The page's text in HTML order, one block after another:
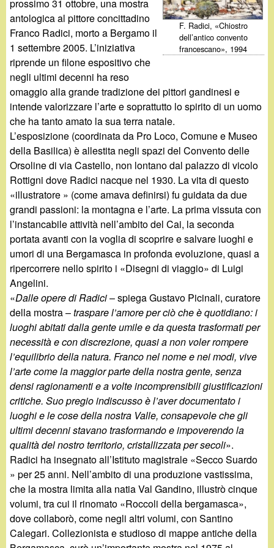
n
o
.
i
t
a
F. Radici, «Chiostro
dell’antico convento
francescano», 1994
prossimo 31 ottobre, una mostra
antologica al pittore concittadino
Franco Radici, morto a Bergamo il
1 settembre 2005. L’iniziativa
riprende un filone espositivo che
negli ultimi decenni ha reso
omaggio alla grande tradizione dei pittori gandinesi e
intende valorizzare l’arte e soprattutto lo spirito di un uomo
che ha tanto amato la sua terra natale.
L’esposizione (coordinata da Pro Loco, Comune e Museo
della Basilica) è allestita negli spazi del Convento delle
Orsoline di via Castello, non lontano dal palazzo di vicolo
Rottigni dove Radici nacque nel 1930. La vita di questo
«illustratore » (come amava definirsi) fu guidata da due
grandi passioni: la montagna e l’arte. La prima vissuta con
l’instancabile attività nell’ambito del Cai, la seconda
portata avanti con la voglia di scoprire e salvare luoghi e
umori di una Bergamasca in profonda evoluzione, quasi a
ripercorrere nello spirito i «Disegni di viaggio» di Luigi
Angelini.
«Dalle opere di Radici– spiega Gustavo Picinali, curatore
della mostra –traspare l’amore per ciò che è quotidiano: i
luoghi abitati dalla gente umile e da questa trasformati per
necessità e con discrezione, quasi a non voler rompere
l’equilibrio della natura. Franco nel nome e nei modi, vive
l’arte come la maggior parte della nostra gente, senza
densi ragionamenti e a volte incomprensibili giustificazioni
critiche. Suo pregio indiscusso è l’aver documentato i
luoghi e le cose della nostra Valle, consapevole che gli
ultimi decenni stavano trasformando e impoverendo la
qualità del nostro territorio, cristallizzata per secoli».
Radici ha insegnato all’Istituto magistrale «Secco Suardo
» per 25 anni. Nell’ambito di una produzione vastissima,
che la mostra limita alla natia Val Gandino, illustrò cinque
volumi, tra cui il rinomato «Roccoli della bergamasca»,
dove collaborò, come negli altri volumi, con Santino
Calegari. Collezionista e studioso di mappe antiche della